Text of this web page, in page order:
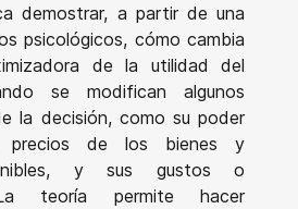
demostrar, a partir de una
psicológicos, cómo cambia
de la utilidad del
se modifican algunos
la decisión, como su poder
precios de los bienes y
y sus gustos o
teoría permite hacer